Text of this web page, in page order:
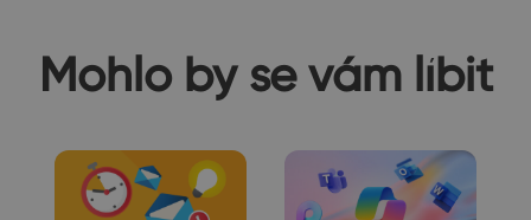
Mohlo by se vám líbit